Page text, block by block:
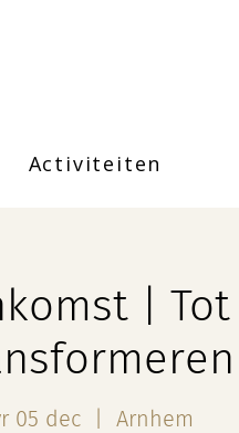
Activiteiten
|
05 dec
  |
Arnhem